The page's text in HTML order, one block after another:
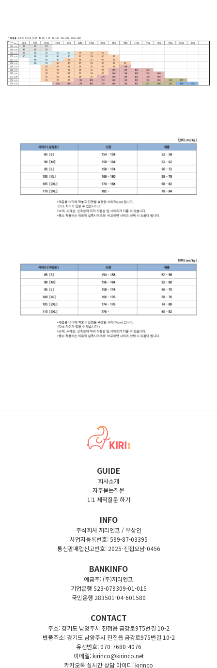
GUIDE
회사소개
자주묻는질문
1:1 제작질문 하기
INFO
주식회사 끼리엔코 / 우상인
사업자등록번호: 599-87-03395
통신판매업신고번호: 2025-진접오남-0456
BANKINFO
예금주: (주)끼리엔코
기업은행 523-079309-01-015
국민은행 283501-04-601580
CONTACT
주소: 경기도 남양주시 진접읍 금강로975번길 10-2
반품주소: 경기도 남양주시 진접읍 금강로975번길 10-2
유선번호: 070-7680-4076
이메일: kirinco@kirinco.net
카카오톡 실시간 상담 아이디: kirinco